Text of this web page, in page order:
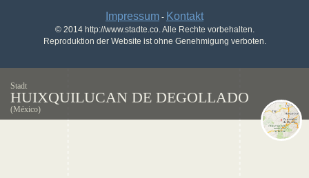
Impressum - Kontakt
© 2014 http://www.stadte.co. Alle Rechte vorbehalten.
Reproduktion der Website ist ohne Genehmigung verboten.
Stadt
HUIXQUILUCAN DE DEGOLLADO
(México)